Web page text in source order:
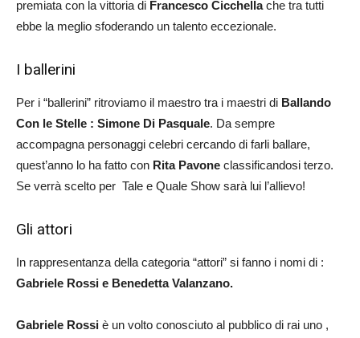
premiata con la vittoria di Francesco Cicchellache tra tutti
ebbe la meglio sfoderando un talento eccezionale.
I ballerini
Per i “ballerini” ritroviamo il maestro tra i maestri di Ballando
Con le Stelle : Simone Di Pasquale. Da sempre
accompagna personaggi celebri cercando di farli ballare,
quest’anno lo ha fatto con Rita Pavone classificandosi terzo.
Se verrà scelto per Tale e Quale Show sarà lui l’allievo!
Gli attori
In rappresentanza della categoria “attori” si fanno i nomi di :
Gabriele Rossi e Benedetta Valanzano.
Gabriele Rossi è un volto conosciuto al pubblico di rai uno ,